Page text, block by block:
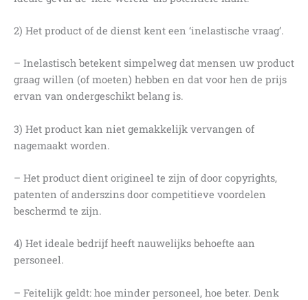
2) Het product of de dienst kent een ‘inelastische vraag’.
– Inelastisch betekent simpelweg dat mensen uw product
graag willen (of moeten) hebben en dat voor hen de prijs
ervan van ondergeschikt belang is.
3) Het product kan niet gemakkelijk vervangen of
nagemaakt worden.
– Het product dient origineel te zijn of door copyrights,
patenten of anderszins door competitieve voordelen
beschermd te zijn.
4) Het ideale bedrijf heeft nauwelijks behoefte aan
personeel.
– Feitelijk geldt: hoe minder personeel, hoe beter. Denk